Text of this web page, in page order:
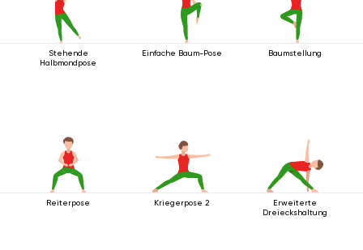
Stehende
Halbmondpose
Einfache Baum-Pose Baumstellung
Reiterpose Kriegerpose 2
Erweiterte
Dreieckshaltung